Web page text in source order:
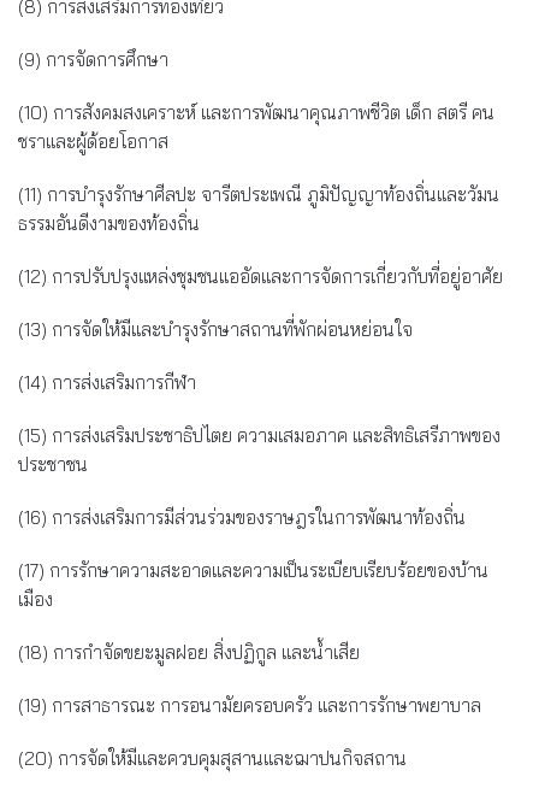
(8) การส่งเสริมการท่องเที่ยว
(9) การจัดการศึกษา
(10) การสังคมสงเคราะห์ และการพัฒนาคุณภาพชีวิต เด็ก สตรี คน
ชราและผู้ด้อยโอกาส
(11) การบำรุงรักษาศีลปะ จารีตประเพณี ภูมิปัญญาท้องถิ่นและวัมน
ธรรมอันดีงามของท้องถิ่น
(12) การปรับปรุงแหล่งชุมชนแออัดและการจัดการเกี่ยวกับที่อยู่อาศัย
(13) การจัดให้มีและบำรุงรักษาสถานที่พักผ่อนหย่อนใจ
(14) การส่งเสริมการกีฬา
(15) การส่งเสริมประชาธิปไตย ความเสมอภาค และสิทธิเสรีภาพของ
ประชาชน
(16) การส่งเสริมการมีส่วนร่วมของราษฎรในการพัฒนาท้องถิ่น
(17) การรักษาความสะอาดและความเป็นระเบียบเรียบร้อยของบ้าน
เมือง
(18) การกำจัดขยะมูลฝอย สิ่งปฏิกูล และน้ำเสีย
(19) การสาธารณะ การอนามัยครอบครัว และการรักษาพยาบาล
(20) การจัดให้มีและควบคุมสุสานและฌาปนกิจสถาน